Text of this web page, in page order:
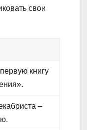
свои
книгу
–